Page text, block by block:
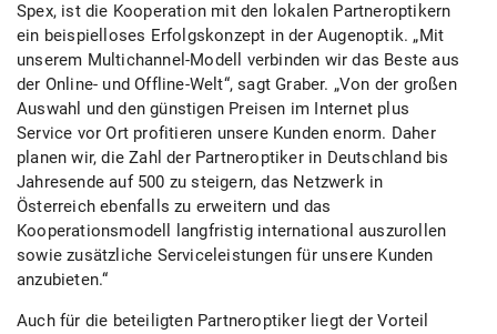
Spex, ist die Kooperation mit den lokalen Partneroptikern
ein beispielloses Erfolgskonzept in der Augenoptik. „Mit
unserem Multichannel-Modell verbinden wir das Beste aus
der Online- und Offline-Welt“, sagt Graber. „Von der großen
Auswahl und den günstigen Preisen im Internet plus
Service vor Ort profitieren unsere Kunden enorm. Daher
planen wir, die Zahl der Partneroptiker in Deutschland bis
Jahresende auf 500 zu steigern, das Netzwerk in
Österreich ebenfalls zu erweitern und das
Kooperationsmodell langfristig international auszurollen
sowie zusätzliche Serviceleistungen für unsere Kunden
anzubieten.“
Auch für die beteiligten Partneroptiker liegt der Vorteil